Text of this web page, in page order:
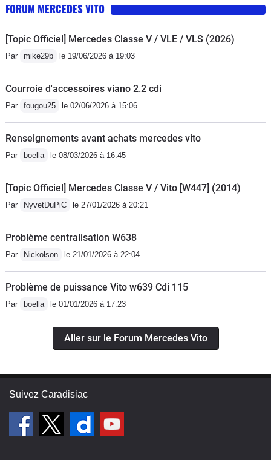
FORUM MERCEDES VITO
[Topic Officiel] Mercedes Classe V / VLE / VLS (2026)
Par mike29b le 19/06/2026 à 19:03
Courroie d'accessoires viano 2.2 cdi
Par fougou25 le 02/06/2026 à 15:06
Renseignements avant achats mercedes vito
Par boella le 08/03/2026 à 16:45
[Topic Officiel] Mercedes Classe V / Vito [W447] (2014)
Par NyvetDuPiC le 27/01/2026 à 20:21
Problème centralisation W638
Par Nickolson le 21/01/2026 à 22:04
Problème de puissance Vito w639 Cdi 115
Par boella le 01/01/2026 à 17:23
Aller sur le Forum Mercedes Vito
Suivez Caradisiac